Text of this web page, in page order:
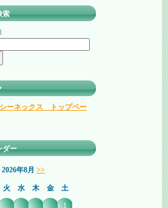
索
ーネックス トップペー
ダー
2026年8月 >>
火 水 木 金 土
1